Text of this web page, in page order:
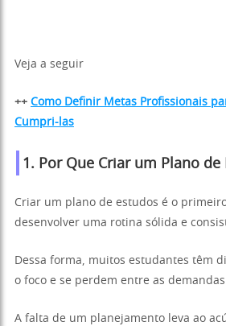
Veja a seguir
++ Como Definir Metas Profissionais
Cumpri-las
1. Por Que Criar um Plano de
Criar um plano de estudos é o
desenvolver uma rotina sólida e
Dessa forma, muitos estudantes têm
o foco e se perdem entre as
A falta de um planejamento leva ao